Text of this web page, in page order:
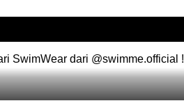
SwimWear dari @swimme.official !